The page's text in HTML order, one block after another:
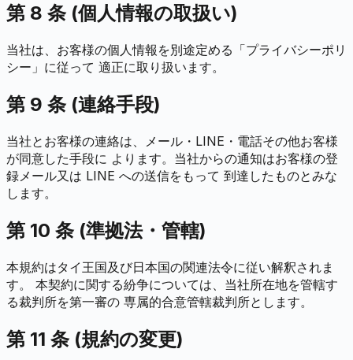
第 8 条 (個人情報の取扱い)
当社は、お客様の個人情報を別途定める「プライバシーポリ
シー」に従って 適正に取り扱います。
第 9 条 (連絡手段)
当社とお客様の連絡は、メール・LINE・電話その他お客様
が同意した手段に よります。当社からの通知はお客様の登
録メール又は LINE への送信をもって 到達したものとみな
します。
第 10 条 (準拠法・管轄)
本規約はタイ王国及び日本国の関連法令に従い解釈されま
す。 本契約に関する紛争については、当社所在地を管轄す
る裁判所を第一審の 専属的合意管轄裁判所とします。
第 11 条 (規約の変更)